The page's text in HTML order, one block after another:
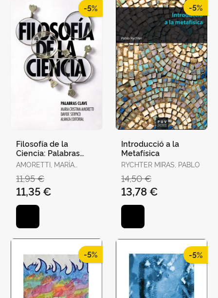
-5%
Filosofía de la
Ciencia: Palabras
Clave
AMORETTI, MARÍA
DAVIDE
11,95 €
11,35 €
-5%
Introducció a la
Metafísica
RYCHTER MIRAS, PABLO
14,50 €
13,78 €
-5% -5%